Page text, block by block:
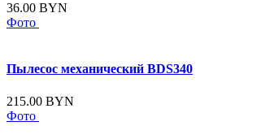
36.00 BYN
Фото
Пылесос механический BDS340
215.00 BYN
Фото